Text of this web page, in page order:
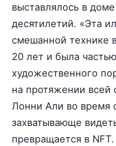
выставлялось в
десятилетий. «Эта
смешанной технике
20 лет и была
художественного
на протяжении всей
Лонни Али во время
захватывающе
превращается в